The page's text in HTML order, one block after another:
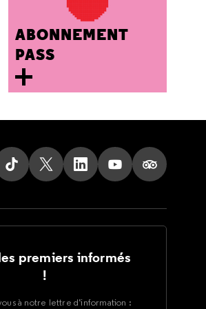
ABONNEMENT
PASS
premiers informés
!
à notre lettre d’information :